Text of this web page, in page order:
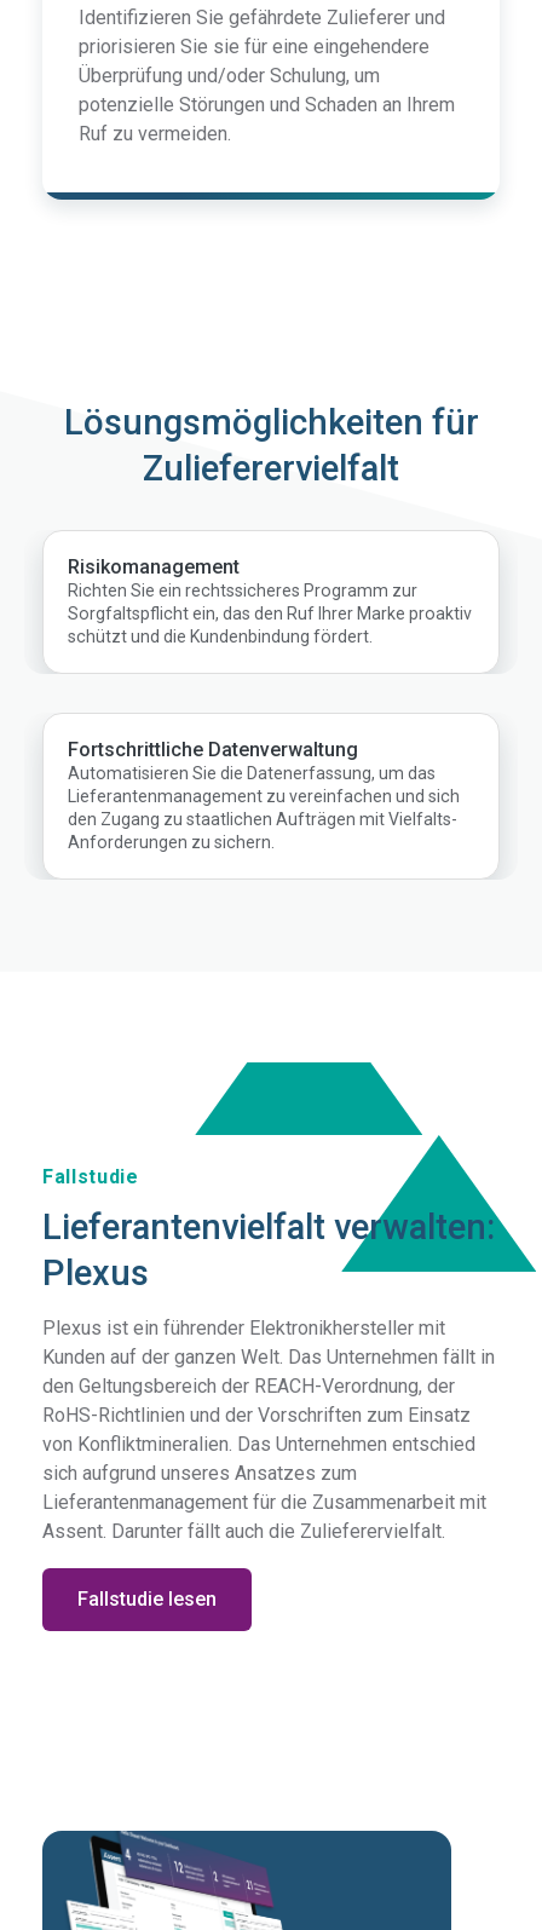
Identifizieren Sie gefährdete Zulieferer und
priorisieren Sie sie für eine eingehendere
Überprüfung und/oder Schulung, um
potenzielle Störungen und Schaden an Ihrem
Ruf zu vermeiden.
Lösungsmöglichkeiten für
Zulieferervielfalt
Risikomanagement
Richten Sie ein rechtssicheres Programm zur
Sorgfaltspflicht ein, das den Ruf Ihrer Marke proaktiv
schützt und die Kundenbindung fördert.
Fortschrittliche Datenverwaltung
Automatisieren Sie die Datenerfassung, um das
Lieferantenmanagement zu vereinfachen und sich
den Zugang zu staatlichen Aufträgen mit Vielfalts-
Anforderungen zu sichern.
Fallstudie
Lieferantenvielfalt verwalten:
Plexus
Plexus ist ein führender Elektronikhersteller mit
Kunden auf der ganzen Welt. Das Unternehmen fällt in
den Geltungsbereich der REACH-Verordnung, der
RoHS-Richtlinien und der Vorschriften zum Einsatz
von Konfliktmineralien. Das Unternehmen entschied
sich aufgrund unseres Ansatzes zum
Lieferantenmanagement für die Zusammenarbeit mit
Assent. Darunter fällt auch die Zulieferervielfalt.
Fallstudie lesen